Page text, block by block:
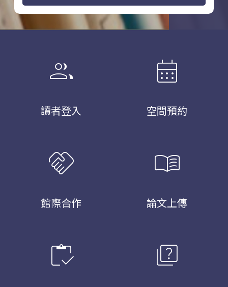
group
讀者登入
calendar_month
空間預約
handshake
館際合作
menu_book
論文上傳
inventory quiz